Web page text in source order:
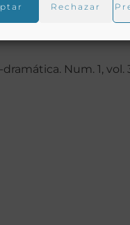
Rechazar
Num. 1, vol.